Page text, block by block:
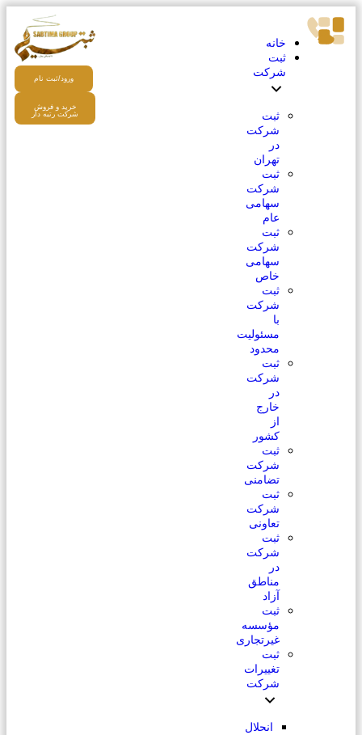
خانه
ثبت
شرکت
ثبت
شرکت
در
تهران
ثبت
شرکت
سهامی
عام
ثبت
شرکت
سهامی
خاص
ثبت
شرکت
با
مسئولیت
محدود
ثبت
شرکت
در
خارج
از
کشور
ثبت
شرکت
تضامنی
ثبت
شرکت
تعاونی
ثبت
شرکت
در
مناطق
آزاد
ثبت
مؤسسه
غیرتجاری
ثبت
تغییرات
شرکت
انحلال
ورود/ثبت نام
خرید و فروش
شرکت رتبه دار